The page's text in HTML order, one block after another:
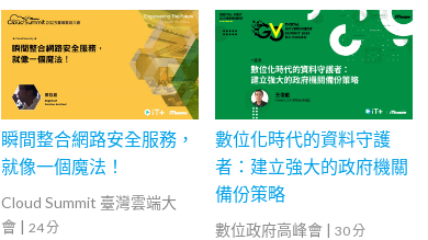
瞬間整合網路安全服務，
就像一個魔法！
Cloud Summit 臺灣雲端大
會 | 24 分
數位化時代的資料守護
者：建立強大的政府機關
備份策略
數位政府高峰會 | 30 分